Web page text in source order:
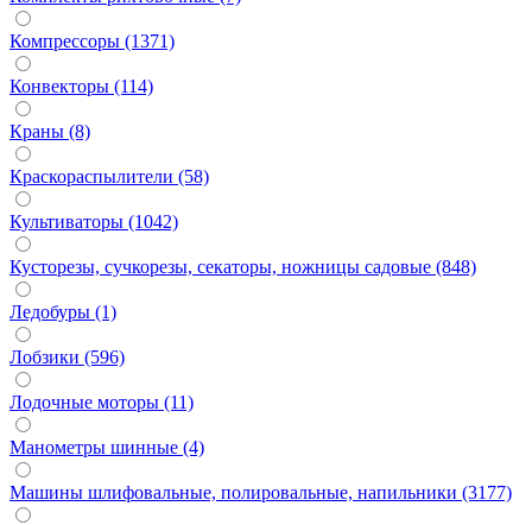
Компрессоры (1371)
Конвекторы (114)
Краны (8)
Краскораспылители (58)
Культиваторы (1042)
Кусторезы, сучкорезы, секаторы, ножницы садовые (848)
Ледобуры (1)
Лобзики (596)
Лодочные моторы (11)
Манометры шинные (4)
Машины шлифовальные, полировальные, напильники (3177)